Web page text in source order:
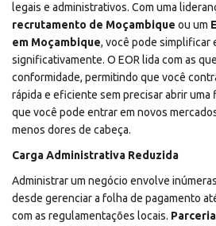
legais e administrativos. Com uma
recrutamento de Moçambique ou um
em Moçambique, você pode simplificar
significativamente. O EOR lida com as
conformidade, permitindo que você
rápida e eficiente sem precisar abrir uma
que você pode entrar em novos
menos dores de cabeça.
Carga Administrativa Reduzida
Administrar um negócio envolve
desde gerenciar a folha de pagamento
com as regulamentações locais.